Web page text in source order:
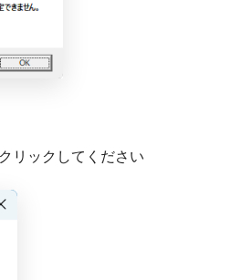
リックしてください